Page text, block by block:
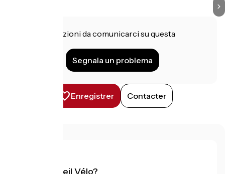
Hai informazioni da comunicarci su questa
Segnala un problema
Enregistrer Contacter
Cos'è Accueil Vélo?